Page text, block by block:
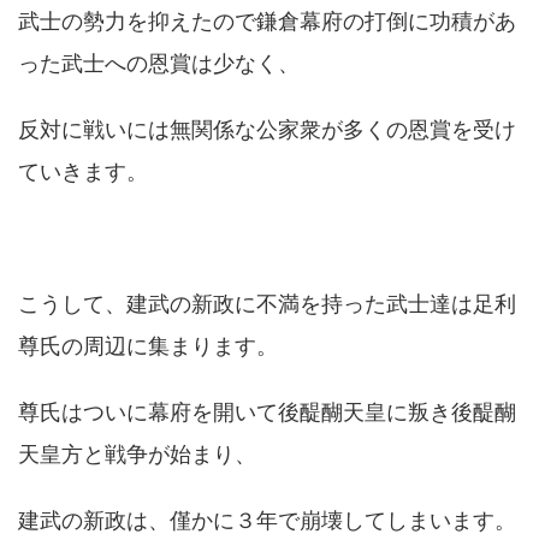
武士の勢力を抑えたので鎌倉幕府の打倒に功積があ
った武士への恩賞は少なく、
反対に戦いには無関係な公家衆が多くの恩賞を受け
ていきます。
こうして、建武の新政に不満を持った武士達は足利
尊氏の周辺に集まります。
尊氏はついに幕府を開いて後醍醐天皇に叛き後醍醐
天皇方と戦争が始まり、
建武の新政は、僅かに３年で崩壊してしまいます。